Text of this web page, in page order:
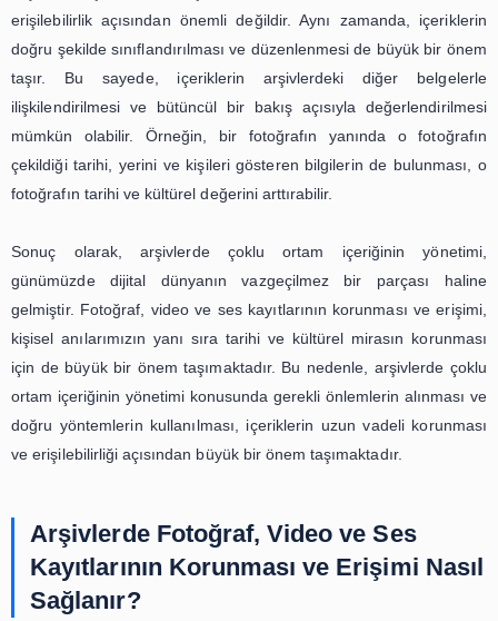
çözümler bulunmaktadır.
İkinci olarak, dijital içeriklerin erişilebilirliği
zorluklar vardır. Farklı formatlarda saklanan içeriklerin,
kullanılabilir olması için uygun formatlara
gerekebilir. Ayrıca, içeriklerin doğru şekilde
kolayca bulunabilir ve erişilebilir olması sağlanabilir.
Arşivlerde çoklu ortam içeriğinin yönetimi, sadece
erişilebilirlik açısından önemli değildir. Aynı zamanda,
doğru şekilde sınıflandırılması ve düzenlenmesi de
taşır. Bu sayede, içeriklerin arşivlerdeki diğer
ilişkilendirilmesi ve bütüncül bir bakış açısıyla
çekildiği tarihi, yerini ve kişileri gösteren bilgilerin de
fotoğrafın tarihi ve kültürel değerini arttırabilir.